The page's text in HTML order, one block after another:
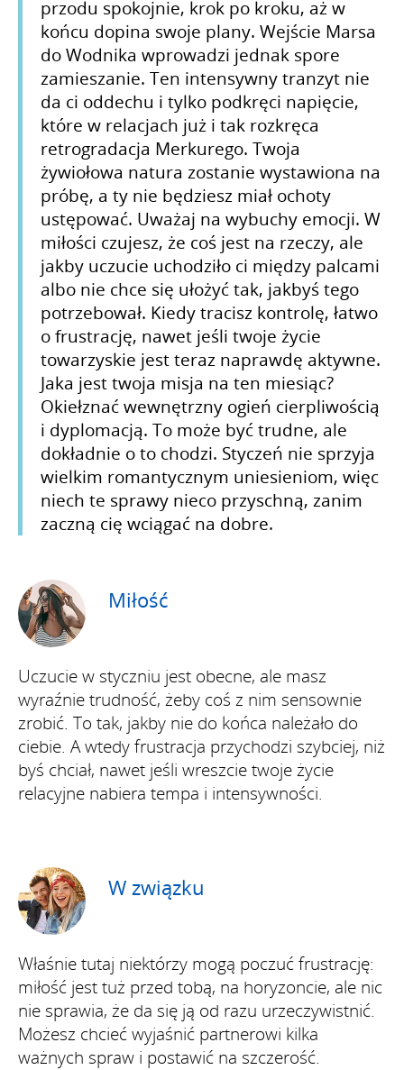
przodu spokojnie, krok po kroku, aż w
końcu dopina swoje plany. Wejście Marsa
do Wodnika wprowadzi jednak spore
zamieszanie. Ten intensywny tranzyt nie
da ci oddechu i tylko podkręci napięcie,
które w relacjach już i tak rozkręca
retrogradacja Merkurego. Twoja
żywiołowa natura zostanie wystawiona na
próbę, a ty nie będziesz miał ochoty
ustępować. Uważaj na wybuchy emocji. W
miłości czujesz, że coś jest na rzeczy, ale
jakby uczucie uchodziło ci między palcami
albo nie chce się ułożyć tak, jakbyś tego
potrzebował. Kiedy tracisz kontrolę, łatwo
o frustrację, nawet jeśli twoje życie
towarzyskie jest teraz naprawdę aktywne.
Jaka jest twoja misja na ten miesiąc?
Okiełznać wewnętrzny ogień cierpliwością
i dyplomacją. To może być trudne, ale
dokładnie o to chodzi. Styczeń nie sprzyja
wielkim romantycznym uniesieniom, więc
niech te sprawy nieco przyschną, zanim
zaczną cię wciągać na dobre.
Miłość
Uczucie w styczniu jest obecne, ale masz
wyraźnie trudność, żeby coś z nim sensownie
zrobić. To tak, jakby nie do końca należało do
ciebie. A wtedy frustracja przychodzi szybciej, niż
byś chciał, nawet jeśli wreszcie twoje życie
relacyjne nabiera tempa i intensywności.
W związku
Właśnie tutaj niektórzy mogą poczuć frustrację:
miłość jest tuż przed tobą, na horyzoncie, ale nic
nie sprawia, że da się ją od razu urzeczywistnić.
Możesz chcieć wyjaśnić partnerowi kilka
ważnych spraw i postawić na szczerość.